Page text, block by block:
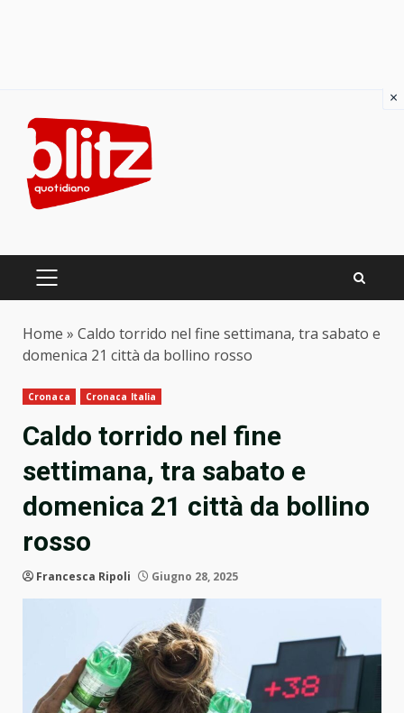
content
PRIMARY
Home » Caldo torrido nel fine settimana, tra sabato e
domenica 21 città da bollino rosso
Cronaca Cronaca Italia
Caldo torrido nel fine
settimana, tra sabato e
domenica 21 città da bollino
rosso
Francesca Ripoli Giugno 28, 2025
×